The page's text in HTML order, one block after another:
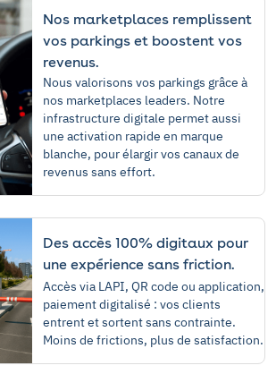
Nos marketplaces remplissent
vos parkings et boostent vos
revenus.
Nous valorisons vos parkings grâce à
nos marketplaces leaders. Notre
infrastructure digitale permet aussi
une activation rapide en marque
blanche, pour élargir vos canaux de
revenus sans effort.
Des accès 100% digitaux pour
une expérience sans friction.
Accès via LAPI, QR code ou application,
paiement digitalisé : vos clients
entrent et sortent sans contrainte.
Moins de frictions, plus de satisfaction.